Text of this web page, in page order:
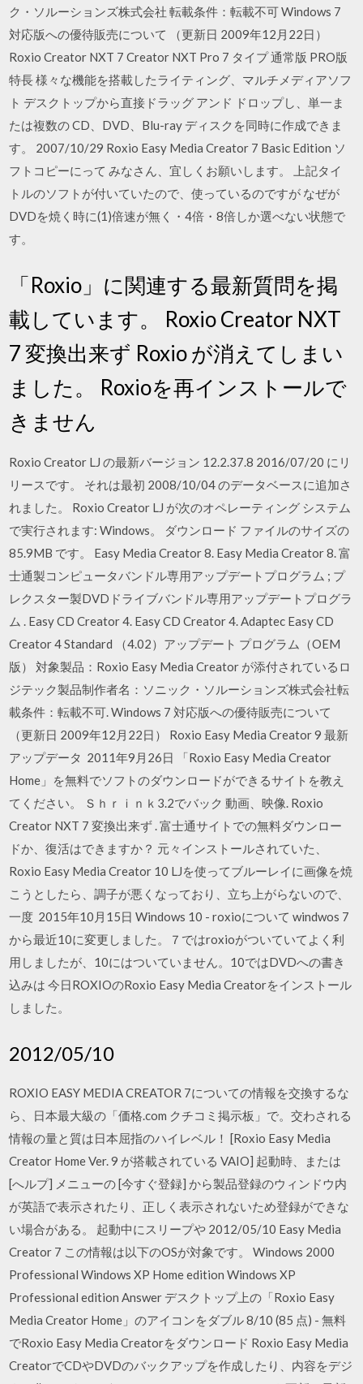
ク・ソルーションズ株式会社 転載条件：転載不可 Windows 7
対応版への優待販売について （更新日 2009年12月22日）
Roxio Creator NXT 7 Creator NXT Pro 7 タイプ 通常版 PRO版
特長 様々な機能を搭載したライティング、マルチメディアソフ
ト デスクトップから直接ドラッグ アンド ドロップし、単一ま
たは複数の CD、DVD、Blu-ray ディスクを同時に作成できま
す。 2007/10/29 Roxio Easy Media Creator 7 Basic Edition ソ
フトコピーにって みなさん、宜しくお願いします。 上記タイ
トルのソフトが付いていたので、使っているのですが なぜが
DVDを焼く時に(1)倍速が無く・4倍・8倍しか選べない状態で
す。
「Roxio」に関連する最新質問を掲
載しています。 Roxio Creator NXT
7 変換出来ず Roxio が消えてしまい
ました。 Roxioを再インストールで
きません
Roxio Creator LJ の最新バージョン 12.2.37.8 2016/07/20 にリ
リースです。 それは最初 2008/10/04 のデータベースに追加さ
れました。 Roxio Creator LJ が次のオペレーティング システム
で実行されます: Windows。 ダウンロード ファイルのサイズの
85.9MB です。 Easy Media Creator 8. Easy Media Creator 8. 富
士通製コンピュータバンドル専用アップデートプログラム ; プ
レクスター製DVDドライブバンドル専用アップデートプログラ
ム . Easy CD Creator 4. Easy CD Creator 4. Adaptec Easy CD
Creator 4 Standard （4.02）アップデート プログラム（OEM
版） 対象製品：Roxio Easy Media Creator が添付されているロ
ジテック製品制作者名：ソニック・ソルーションズ株式会社転
載条件：転載不可. Windows 7 対応版への優待販売について
（更新日 2009年12月22日） Roxio Easy Media Creator 9 最新
アップデータ 2011年9月26日 「Roxio Easy Media Creator
Home」を無料でソフトのダウンロードができるサイトを教え
てください。 Ｓｈｒｉｎｋ3.2でバック 動画、映像. Roxio
Creator NXT 7 変換出来ず . 富士通サイトでの無料ダウンロー
ドか、復活はできますか？ 元々インストールされていた、
Roxio Easy Media Creator 10 LJを使ってブルーレイに画像を焼
こうとしたら、調子が悪くなっており、立ち上がらないので、
一度 2015年10月15日 Windows 10 - roxioについて windwos 7
から最近10に変更しました。７ではroxioがついていてよく利
用しましたが、10にはついていません。10ではDVDへの書き
込みは 今日ROXIOのRoxio Easy Media Creatorをインストール
しました。
2012/05/10
ROXIO EASY MEDIA CREATOR 7についての情報を交換するな
ら、日本最大級の「価格.com クチコミ掲示板」で。交わされる
情報の量と質は日本屈指のハイレベル！ [Roxio Easy Media
Creator Home Ver. 9 が搭載されている VAIO] 起動時、または
[へルプ] メニューの [今すぐ登録] から製品登録のウィンドウ内
が英語で表示されたり、正しく表示されないため登録ができな
い場合がある。 起動中にスリープや 2012/05/10 Easy Media
Creator 7 この情報は以下のOSが対象です。 Windows 2000
Professional Windows XP Home edition Windows XP
Professional edition Answer デスクトップ上の「Roxio Easy
Media Creator Home」のアイコンをダブル 8/10 (85 点) - 無料
でRoxio Easy Media Creatorをダウンロード Roxio Easy Media
CreatorでCDやDVDのバックアップを作成したり、内容をデジ